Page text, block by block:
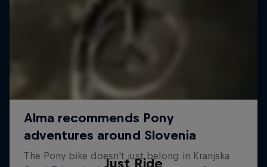
Just Ride